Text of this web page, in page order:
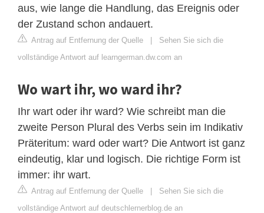
aus, wie lange die Handlung, das Ereignis oder
der Zustand schon andauert.
Antrag auf Entfernung der Quelle | Sehen Sie sich die
vollständige Antwort auf learngerman.dw.com an
Wo wart ihr, wo ward ihr?
Ihr wart oder ihr ward? Wie schreibt man die
zweite Person Plural des Verbs sein im Indikativ
Präteritum: ward oder wart? Die Antwort ist ganz
eindeutig, klar und logisch. Die richtige Form ist
immer: ihr wart.
Antrag auf Entfernung der Quelle | Sehen Sie sich die
vollständige Antwort auf deutschlernerblog.de an